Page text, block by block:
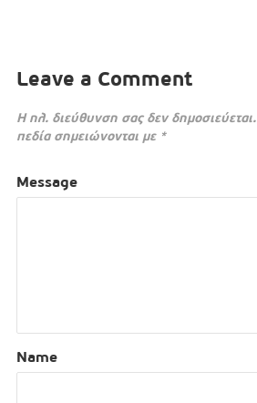
Leave a Comment
Η ηλ. διεύθυνση σας δεν δημοσιεύεται.
πεδία σημειώνονται με *
Message
Name